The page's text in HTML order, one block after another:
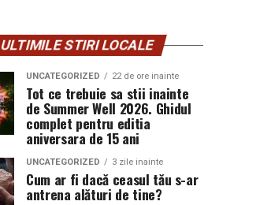
ULTIMILE STIRI LOCALE
UNCATEGORIZED 22 de ore inainte
Tot ce trebuie sa stii inainte
de Summer Well 2026. Ghidul
complet pentru editia
aniversara de 15 ani
UNCATEGORIZED 3 zile inainte
Cum ar fi dacă ceasul tău s-ar
antrena alături de tine?